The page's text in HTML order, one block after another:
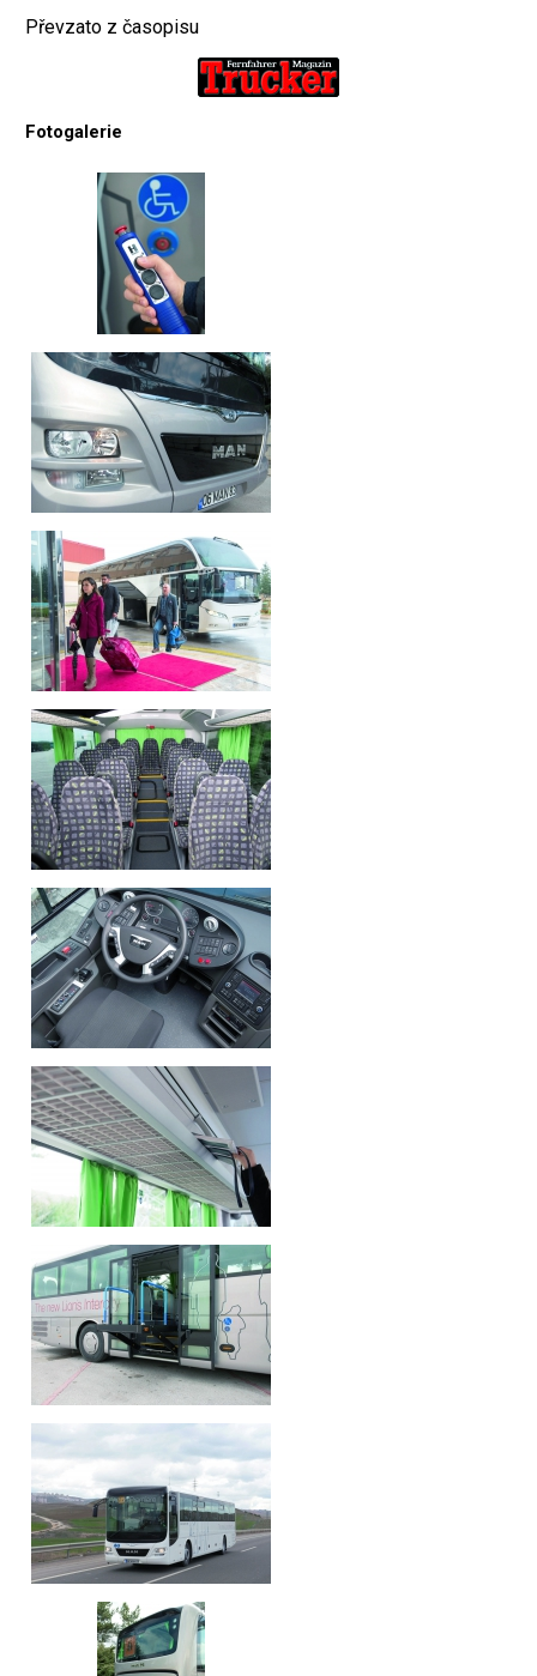
Převzato z časopisu
Fotogalerie